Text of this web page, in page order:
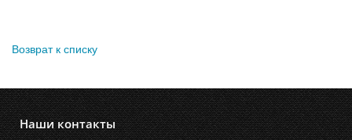
Возврат к списку
Наши контакты